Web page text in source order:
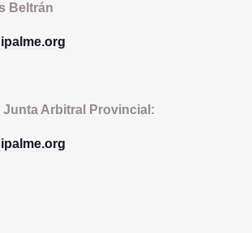
Beltrán
Junta Arbitral Provincial: